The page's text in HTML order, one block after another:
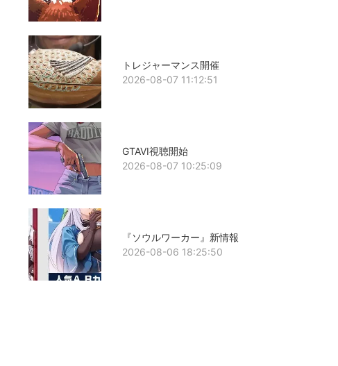
トレジャーマンス開催
2026-08-07 11:12:51
GTAVI視聴開始
2026-08-07 10:25:09
『ソウルワーカー』新情報
2026-08-06 18:25:50